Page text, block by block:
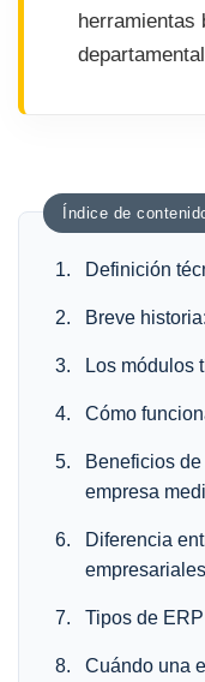
herramientas
Índice de
Definición
Breve
Los módulos
Cómo
Beneficios
empresa
Diferencia
empresariales
Tipos de
Cuándo una